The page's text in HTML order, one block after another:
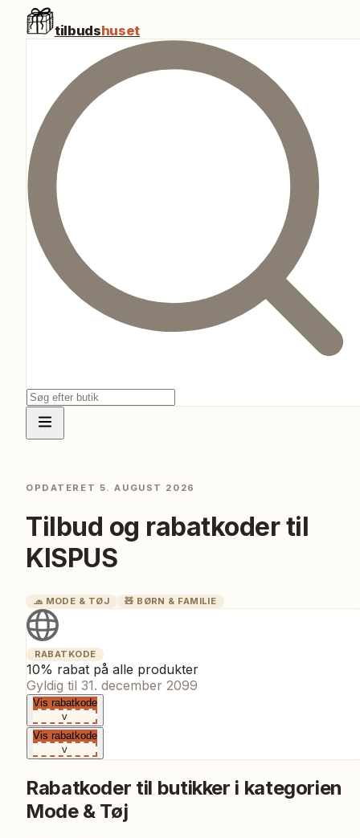
tilbudshuset
OPDATERET 5. AUGUST 2026
Tilbud og rabatkoder til
KISPUS
🧢 MODE & TØJ 🧸 BØRN & FAMILIE
RABATKODE
10% rabat på alle produkter
Gyldig til 31. december 2099
Vis rabatkode
v
Vis rabatkode
v
Rabatkoder til butikker i kategorien
Mode & Tøj